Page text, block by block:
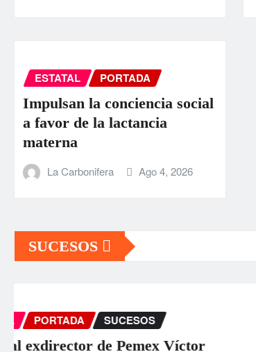
ESTATAL PORTADA
Impulsan la conciencia social
a favor de la lactancia
materna
La Carbonifera Ago 4, 2026
SUCESOS
INTERNACIONAL PORTADA
Aumentan a 589 los muertos por los